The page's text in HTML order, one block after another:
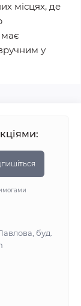
місцях, де
має
у
буд.